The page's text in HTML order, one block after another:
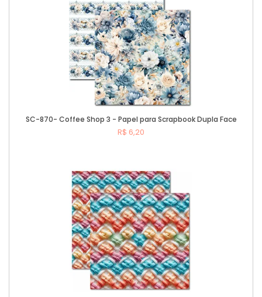
SC-870- Coffee Shop 3 - Papel para Scrapbook Dupla Face
R$ 6,20